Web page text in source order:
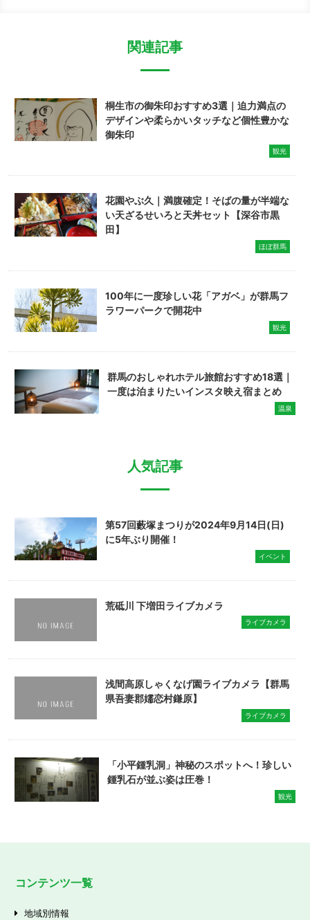
関連記事
桐生市の御朱印おすすめ3選｜迫力満点の
デザインや柔らかいタッチなど個性豊かな
御朱印
観光
花園やぶ久｜満腹確定！そばの量が半端な
い天ざるせいろと天丼セット【深谷市黒
田】
ほぼ群馬
100年に一度珍しい花「アガベ」が群馬フ
ラワーパークで開花中
観光
群馬のおしゃれホテル旅館おすすめ18選｜
一度は泊まりたいインスタ映え宿まとめ
温泉
人気記事
第57回藪塚まつりが2024年9月14日(日)
に5年ぶり開催！
イベント
荒砥川 下増田ライブカメラ
ライブカメラ
浅間高原しゃくなげ園ライブカメラ【群馬
県吾妻郡嬬恋村鎌原】
ライブカメラ
「小平鍾乳洞」神秘のスポットへ！珍しい
鍾乳石が並ぶ姿は圧巻！
観光
コンテンツ一覧
地域別情報